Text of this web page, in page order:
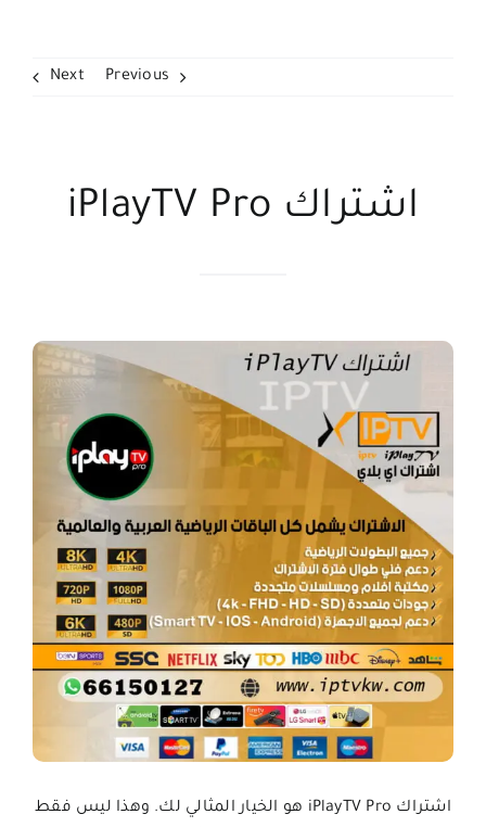
Previous
Next
اشتراك iPlayTV Pro
اشتراك iPlayTV Pro هو الخيار المثالي لك. وهذا ليس فقط